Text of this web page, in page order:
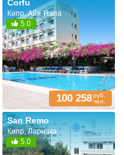
Corfu
Кипр, Айя-Напа
5.0
100 258руб.
чел.
San Remo
Кипр, Ларнака
5.0